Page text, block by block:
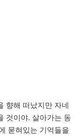
향해 떠났지만 자네
것이야. 살아가는 동
묻혀있는 기억들을